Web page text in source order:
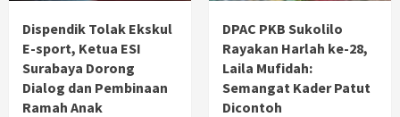
Dispendik Tolak Ekskul
E-sport, Ketua ESI
Surabaya Dorong
Dialog dan Pembinaan
Ramah Anak
DPAC PKB Sukolilo
Rayakan Harlah ke-28,
Laila Mufidah:
Semangat Kader Patut
Dicontoh